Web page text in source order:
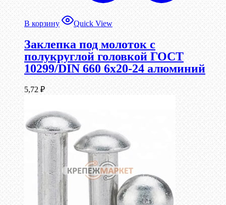
В корзину Quick View
Заклепка под молоток с
полукруглой головкой ГОСТ
10299/DIN 660 6х20-24 алюминий
5,72 ₽